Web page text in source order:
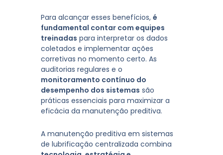
Para alcançar esses benefícios, é
fundamental contar com equipes
treinadas para interpretar os dados
coletados e implementar ações
corretivas no momento certo. As
auditorias regulares e o
monitoramento contínuo do
desempenho dos sistemas são
práticas essenciais para maximizar a
eficácia da manutenção preditiva.
A manutenção preditiva em sistemas
de lubrificação centralizada combina